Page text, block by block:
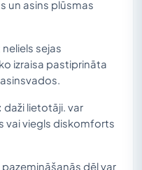
un asins plūsmas
sejas
izraisa pastiprināta
daži lietotāji. var
vai viegls diskomforts
dēļ var